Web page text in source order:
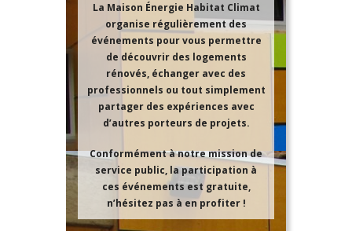
La Maison Énergie Habitat Climat
organise régulièrement des
événements pour vous permettre
de découvrir des logements
rénovés, échanger avec des
professionnels ou tout simplement
partager des expériences avec
d’autres porteurs de projets.
Conformément à notre mission de
service public, la participation à
ces événements est gratuite,
n’hésitez pas à en profiter !